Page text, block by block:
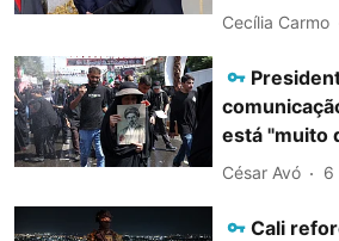
Cecília Carmo
está "muito
César Avó 6
Cali